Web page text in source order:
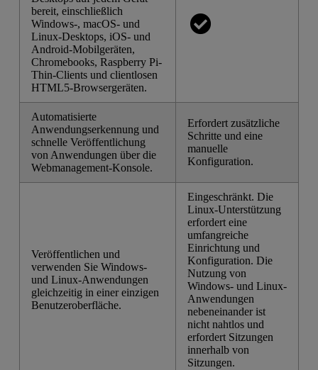
bereit, einschließlich
Windows-, macOS- und
Linux-Desktops, iOS- und
Android-Mobilgeräten,
Chromebooks, Raspberry Pi-
Thin-Clients und clientlosen
HTML5-Browsergeräten.
Automatisierte
Anwendungserkennung und
schnelle Veröffentlichung
von Anwendungen über die
Webmanagement-Konsole.
Erfordert zusätzliche
Schritte und eine
manuelle
Konfiguration.
Veröffentlichen und
verwenden Sie Windows-
und Linux-Anwendungen
gleichzeitig in einer einzigen
Benutzeroberfläche.
Eingeschränkt. Die
Linux-Unterstützung
erfordert eine
umfangreiche
Einrichtung und
Konfiguration. Die
Nutzung von
Windows- und Linux-
Anwendungen
nebeneinander ist
nicht nahtlos und
erfordert Sitzungen
innerhalb von
Sitzungen.